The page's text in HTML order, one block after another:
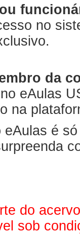
no
da
no eAulas
na
é
do
sob